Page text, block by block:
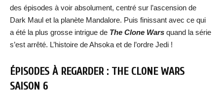
des épisodes à voir absolument, centré sur l’ascension de
Dark Maul et la planète Mandalore. Puis finissant avec ce qui
a été la plus grosse intrigue de The Clone Wars quand la série
s’est arrêté. L’histoire de Ahsoka et de l’ordre Jedi !
ÉPISODES À REGARDER : THE CLONE WARS
SAISON 6